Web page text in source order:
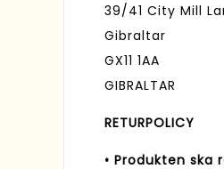
39/41 City Mill
Gibraltar
GX11 1AA
GIBRALTAR
RETURPOLICY
• Produkten